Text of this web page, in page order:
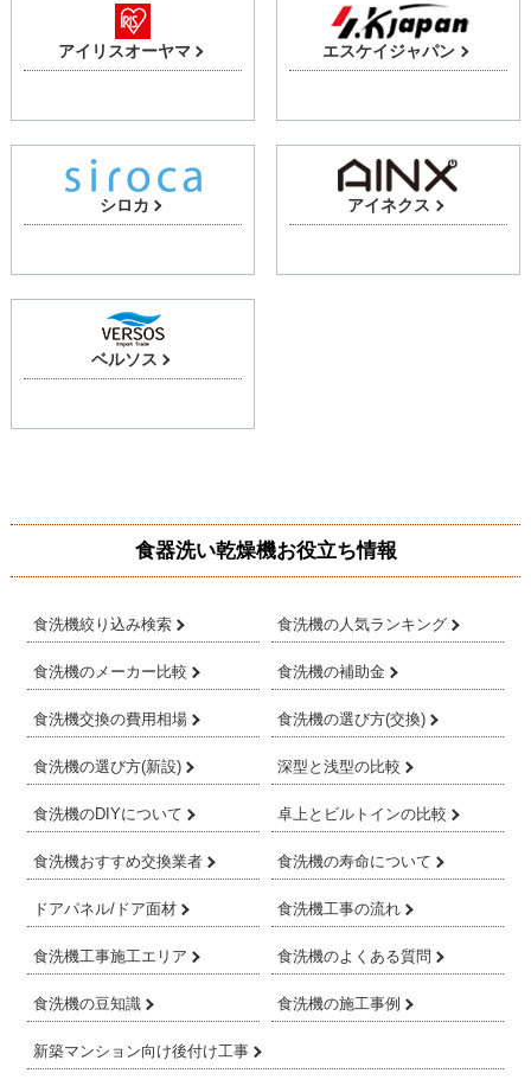
アイリスオーヤマ エスケイジャパン
シロカ アイネクス
ベルソス
食器洗い乾燥機お役立ち情報
食洗機絞り込み検索 食洗機の人気ランキング
食洗機のメーカー比較 食洗機の補助金
食洗機交換の費用相場 食洗機の選び方(交換)
食洗機の選び方(新設) 深型と浅型の比較
食洗機のDIYについて 卓上とビルトインの比較
食洗機おすすめ交換業者 食洗機の寿命について
ドアパネル/ドア面材 食洗機工事の流れ
食洗機工事施工エリア 食洗機のよくある質問
食洗機の豆知識 食洗機の施工事例
新築マンション向け後付け工事